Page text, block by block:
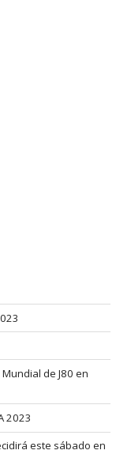
de J80 en
2023
este sábado en